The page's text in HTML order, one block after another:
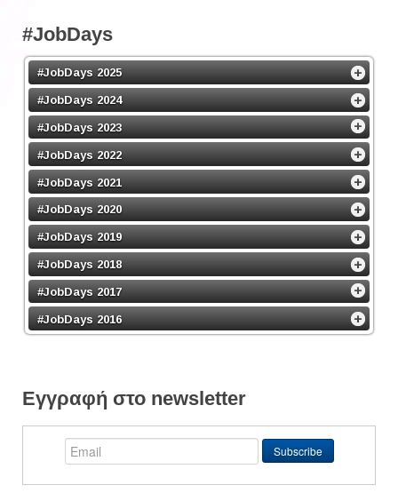
#JobDays
#JobDays 2025
#JobDays 2024
#JobDays 2023
#JobDays 2022
#JobDays 2021
#JobDays 2020
#JobDays 2019
#JobDays 2018
#JobDays 2017
#JobDays 2016
Εγγραφή στο newsletter